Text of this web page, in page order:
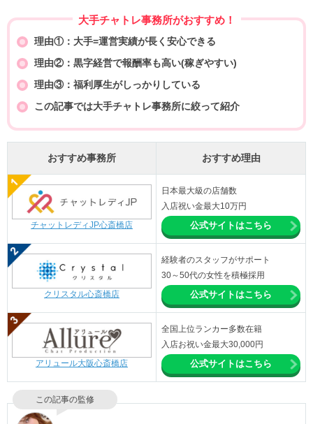
大手チャトレ事務所がおすすめ！
理由①：大手=運営実績が長く安心できる
理由②：黒字経営で報酬率も高い(稼ぎやすい)
理由③：福利厚生がしっかりしている
この記事では大手チャトレ事務所に絞って紹介
おすすめ事務所 おすすめ理由
チャットレディJP心斎橋店
日本最大級の店舗数
入店祝い金最大10万円
公式サイトはこちら
クリスタル心斎橋店
経験者のスタッフがサポート
30～50代の女性を積極採用
公式サイトはこちら
アリュール大阪心斎橋店
全国上位ランカー多数在籍
入店お祝い金最大30,000円
公式サイトはこちら
この記事の監修